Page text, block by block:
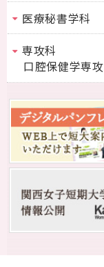
医療秘書学科
専攻科
口腔保健学専攻